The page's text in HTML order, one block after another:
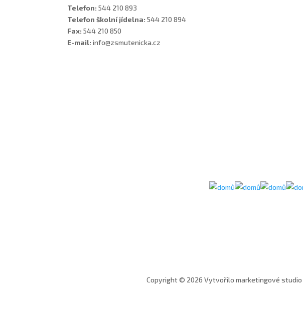
Telefon: 544 210 893
Telefon školní jídelna: 544 210 894
Fax: 544 210 850
E-mail: info@zsmutenicka.cz
Copyright © 2026 Vytvořilo marketingové studio